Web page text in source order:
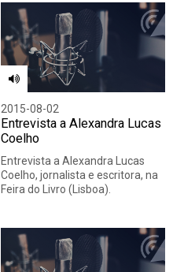
2015-08-02
Entrevista a Alexandra Lucas
Coelho
Entrevista a Alexandra Lucas
Coelho, jornalista e escritora, na
Feira do Livro (Lisboa).